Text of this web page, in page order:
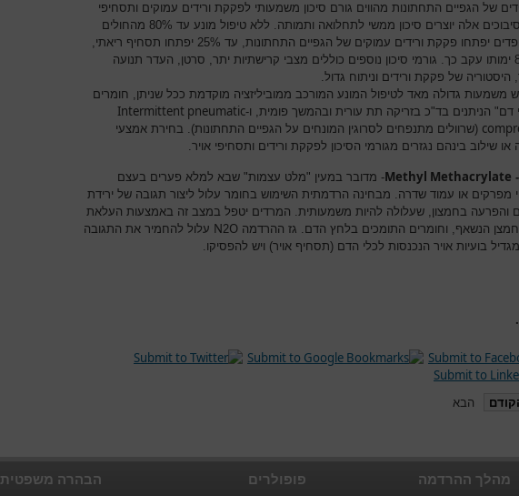
של הגפיים התחתונות מהווים גורם סיכון משמעותי לפקקת ורידים עמוקים ותסחיפי
ריאה. סיבוכים אלה יוצרים סיכון ממשי לתחלואה ותמותה. ללא טיפול מונע עד 80% מהחולים
האורטופדים יפתחו פקקת ורידים עמוקים של הגפיים התחתונות, עד 25% יפתחו תסחיף ריאתי,
ועד 8% ימותו עקב כך. גורמי סיכון נוספים כוללים מצבי קרישתיות יתר, סרטן, העדר תנועה
היסטוריה של פקקת ורידים וניתוח גדול.
משמעות גדולה מאד לטיפול המונע המורכב ממוביליזציה מוקדמת ככל שניתן, חומרים
דם" הניתנים בד"כ בזריקה תת עורית ובהמשך פומית, ו-Intermittent pneumatic
(שרוולים מתנפחים לסרוגין המונחים על הגפיים התחתונות). בחירת אמצעי
או שילוב בינהם נגזרים מגורמי הסיכון לפקקת ורידים ותסחיפי אויר.
Methyl Methacrylate- מדובר במעין "מלט עצמות" שבא למלא פערים בעצם
מפרקים או עמוד שדרה. מבחינה הרדמתית השימוש בחומר עלול ליצור תגובה של ירידת
והפרעה בחמצון, שעלולה להיות משמעותית. המרדים יטפל במצב זה באמצעות העלאת
החמצן הנשאף, וחומרים התומכים בלחץ הדם. גז ההרדמה O
2
N עלול להחמיר את התגובה
בועיות אויר הנכנסות לכלי הדם (תסחיף אויר) ויש להפסיקו.
הבא
הבהרה משפטית פופולרים מהלך ההרדמה